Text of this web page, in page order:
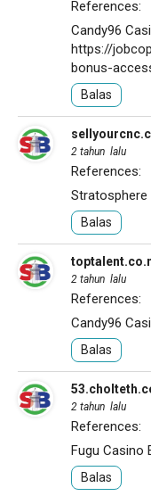
References:
Candy96
https://
bonus-
Balas
2 tahun lalu
References:
Stratosphere
Balas
2 tahun lalu
References:
Candy96
Balas
2 tahun lalu
References:
Fugu Casino
Balas